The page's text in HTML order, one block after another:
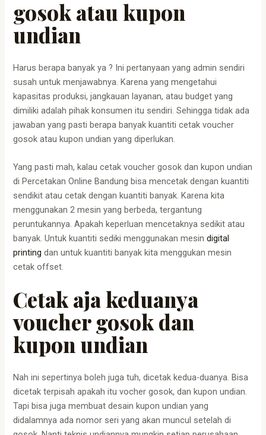
gosok atau kupon
undian
Harus berapa banyak ya ? Ini pertanyaan yang admin sendiri
susah untuk menjawabnya. Karena yang mengetahui
kapasitas produksi, jangkauan layanan, atau budget yang
dimiliki adalah pihak konsumen itu sendiri. Sehingga tidak ada
jawaban yang pasti berapa banyak kuantiti cetak voucher
gosok atau kupon undian yang diperlukan.
Yang pasti mah, kalau cetak voucher gosok dan kupon undian
di Percetakan Online Bandung bisa mencetak dengan kuantiti
sendikit atau cetak dengan kuantiti banyak. Karena kita
menggunakan 2 mesin yang berbeda, tergantung
peruntukannya. Apakah keperluan mencetaknya sedikit atau
banyak. Untuk kuantiti sediki menggunakan mesindigital
printingdan untuk kuantiti banyak kita menggukan mesin
cetak offset.
Cetak aja keduanya
voucher gosok dan
kupon undian
Nah ini sepertinya boleh juga tuh, dicetak kedua-duanya. Bisa
dicetak terpisah apakah itu vocher gosok, dan kupon undian.
Tapi bisa juga membuat desain kupon undian yang
didalamnya ada nomor seri yang akan muncul setelah di